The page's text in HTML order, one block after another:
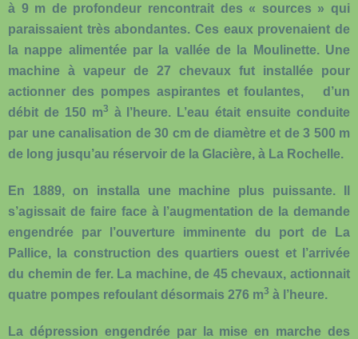
à 9 m de profondeur rencontrait des « sources » qui
paraissaient très abondantes. Ces eaux provenaient de
la nappe alimentée par la vallée de la Moulinette. Une
machine à vapeur de 27 chevaux fut installée pour
actionner des pompes aspirantes et foulantes, d’un
débit de 150 m3 à l’heure. L’eau était ensuite conduite
par une canalisation de 30 cm de diamètre et de 3 500 m
de long jusqu’au réservoir de la Glacière, à La Rochelle.
En 1889, on installa une machine plus puissante. Il
s’agissait de faire face à l’augmentation de la demande
engendrée par l’ouverture imminente du port de La
Pallice, la construction des quartiers ouest et l’arrivée
du chemin de fer. La machine, de 45 chevaux, actionnait
quatre pompes refoulant désormais 276 m3 à l’heure.
La dépression engendrée par la mise en marche des